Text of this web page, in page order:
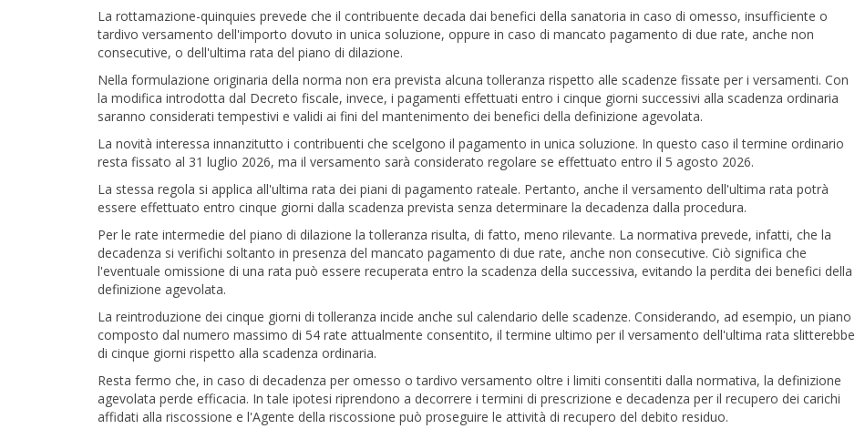
La rottamazione-quinquies prevede che il contribuente decada dai benefici della sanatoria in caso di omesso, insufficiente o
tardivo versamento dell'importo dovuto in unica soluzione, oppure in caso di mancato pagamento di due rate, anche non
consecutive, o dell'ultima rata del piano di dilazione.
Nella formulazione originaria della norma non era prevista alcuna tolleranza rispetto alle scadenze fissate per i versamenti. Con
la modifica introdotta dal Decreto fiscale, invece, i pagamenti effettuati entro i cinque giorni successivi alla scadenza ordinaria
saranno considerati tempestivi e validi ai fini del mantenimento dei benefici della definizione agevolata.
La novità interessa innanzitutto i contribuenti che scelgono il pagamento in unica soluzione. In questo caso il termine ordinario
resta fissato al 31 luglio 2026, ma il versamento sarà considerato regolare se effettuato entro il 5 agosto 2026.
La stessa regola si applica all'ultima rata dei piani di pagamento rateale. Pertanto, anche il versamento dell'ultima rata potrà
essere effettuato entro cinque giorni dalla scadenza prevista senza determinare la decadenza dalla procedura.
Per le rate intermedie del piano di dilazione la tolleranza risulta, di fatto, meno rilevante. La normativa prevede, infatti, che la
decadenza si verifichi soltanto in presenza del mancato pagamento di due rate, anche non consecutive. Ciò significa che
l'eventuale omissione di una rata può essere recuperata entro la scadenza della successiva, evitando la perdita dei benefici della
definizione agevolata.
La reintroduzione dei cinque giorni di tolleranza incide anche sul calendario delle scadenze. Considerando, ad esempio, un piano
composto dal numero massimo di 54 rate attualmente consentito, il termine ultimo per il versamento dell'ultima rata slitterebbe
di cinque giorni rispetto alla scadenza ordinaria.
Resta fermo che, in caso di decadenza per omesso o tardivo versamento oltre i limiti consentiti dalla normativa, la definizione
agevolata perde efficacia. In tale ipotesi riprendono a decorrere i termini di prescrizione e decadenza per il recupero dei carichi
affidati alla riscossione e l'Agente della riscossione può proseguire le attività di recupero del debito residuo.